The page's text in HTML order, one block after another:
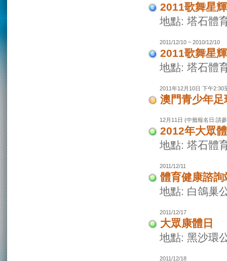
2011歌舞星
地點: 塔石體
2011/12/10 ~ 2010/12/10
2011歌舞星
地點: 塔石體
2011年12月10日 下午2:30
澳門青少年
12月11日 (中籤報名日:請
2012年大眾
地點: 塔石體
2011/12/11
體育健康諮詢
地點: 白鴿巢
2011/12/17
大眾康體日
地點: 黑沙環
2011/12/18